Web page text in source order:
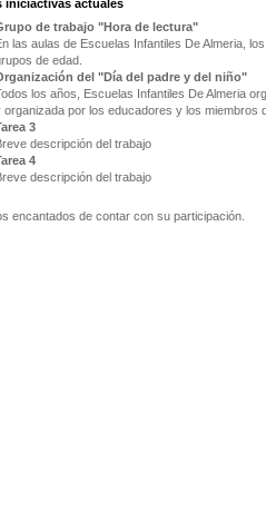
iniciactivas actuales
de trabajo "Hora de lectura"
las aulas de Escuelas Infantiles De Almeria,
de edad.
del "Día del padre y del niño"
los años, Escuelas Infantiles De Almeria
organizada por los educadores y los miembros
3
descripción del trabajo
4
descripción del trabajo
encantados de contar con su participación.